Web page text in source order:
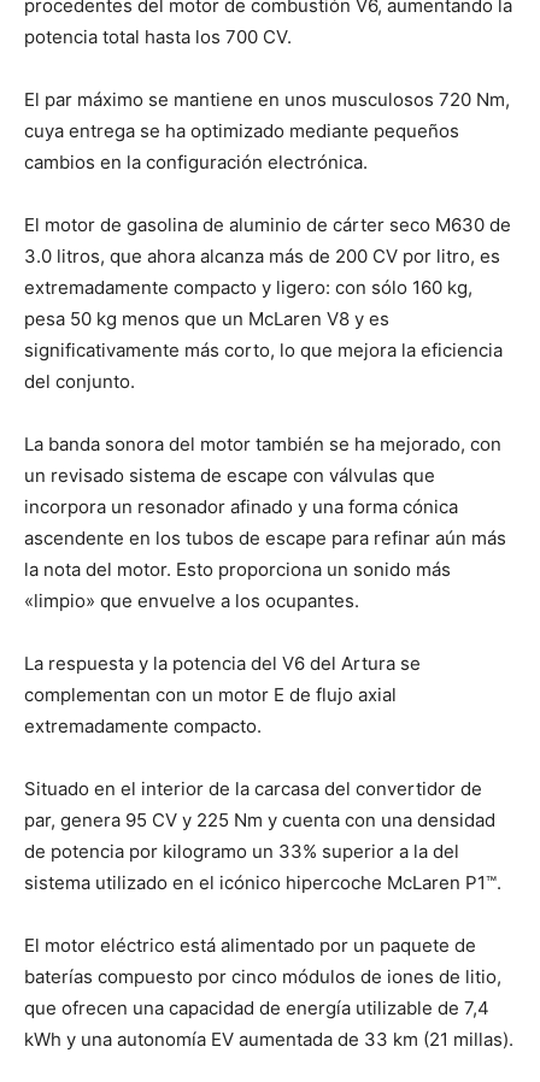
procedentes del motor de combustión V6, aumentando la
potencia total hasta los 700 CV.
El par máximo se mantiene en unos musculosos 720 Nm,
cuya entrega se ha optimizado mediante pequeños
cambios en la configuración electrónica.
El motor de gasolina de aluminio de cárter seco M630 de
3.0 litros, que ahora alcanza más de 200 CV por litro, es
extremadamente compacto y ligero: con sólo 160 kg,
pesa 50 kg menos que un McLaren V8 y es
significativamente más corto, lo que mejora la eficiencia
del conjunto.
La banda sonora del motor también se ha mejorado, con
un revisado sistema de escape con válvulas que
incorpora un resonador afinado y una forma cónica
ascendente en los tubos de escape para refinar aún más
la nota del motor. Esto proporciona un sonido más
«limpio» que envuelve a los ocupantes.
La respuesta y la potencia del V6 del Artura se
complementan con un motor E de flujo axial
extremadamente compacto.
Situado en el interior de la carcasa del convertidor de
par, genera 95 CV y 225 Nm y cuenta con una densidad
de potencia por kilogramo un 33% superior a la del
sistema utilizado en el icónico hipercoche McLaren P1™.
El motor eléctrico está alimentado por un paquete de
baterías compuesto por cinco módulos de iones de litio,
que ofrecen una capacidad de energía utilizable de 7,4
kWh y una autonomía EV aumentada de 33 km (21 millas).